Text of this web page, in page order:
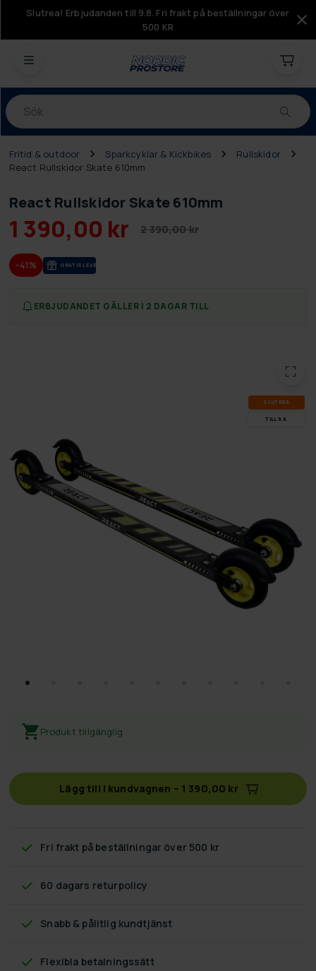
Slutrea! Erbjudanden till 9.8. Fri frakt på beställningar över
500 KR
Produkter
Fritid & outdoor Sparkcyklar & Kickbikes
Rullskidor
React Rullskidor Skate 610mm
React Rullskidor Skate 610mm
1 390,00 kr 2 390,00 kr
-41% GRA­TIS LE­VE­RANS
ERBJUDANDET GÄLLER I 2 DAGAR TILL
SLUT­REA
TILL 9.8.
Produkt tillgänglig
Lägg till i kundvagnen – 1 390,00 kr
Fri frakt på beställningar över 500 kr
60 dagars returpolicy
Snabb & pålitlig kundtjänst
Flexibla betalningssätt